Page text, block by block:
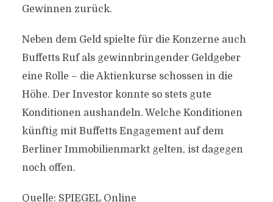
Gewinnen zurück.
Neben dem Geld spielte für die Konzerne auch
Buffetts Ruf als gewinnbringender Geldgeber
eine Rolle – die Aktienkurse schossen in die
Höhe. Der Investor konnte so stets gute
Konditionen aushandeln. Welche Konditionen
künftig mit Buffetts Engagement auf dem
Berliner Immobilienmarkt gelten, ist dagegen
noch offen.
Quelle: SPIEGEL Online